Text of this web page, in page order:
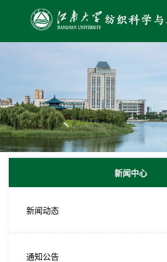
新闻中心
新闻动态
通知公告